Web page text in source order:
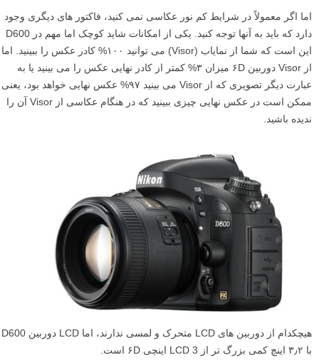
اما اگر معمولاً در شرایط کم نور عکاسی نمی کنید، فاکتور های دیگری وجود
دارد که باید به آنها توجه کنید. یکی از امکانات شاید کوچک اما مهم در D600
این است که شما از نمایاب (Visor) می توانید ۱۰۰% کادر عکس را ببینید. اما
از Visor دوربین ۶D میزان ۳% کمتر از کادر نهایی عکس را می بینید یا به
عبارت دیگر تصویری که از Visor می بینید ۹۷% عکس نهایی خواهد بود، یعنی
ممکن است در عکس نهایی چیزی ببینید که در هنگام عکاسی از Visor آن را
ندیده باشید.
هیچکدام از دوربین های LCD متحرک و لمسی ندارند، اما LCD دوربین D600
با ۳٫۲ اینچ کمی بزرگ تر از LCD 3 اینچی ۶D است.